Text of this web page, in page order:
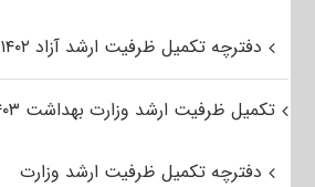
دفترچه تکمیل ظرفیت ارشد آزاد ۱۴۰۲
تکمیل ظرفیت ارشد وزارت بهداشت ۱۴۰۳
دفترچه تکمیل ظرفیت ارشد وزارت